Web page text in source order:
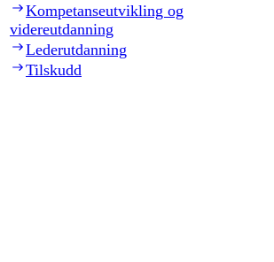
Kompetanseutvikling og
videreutdanning
Lederutdanning
Tilskudd